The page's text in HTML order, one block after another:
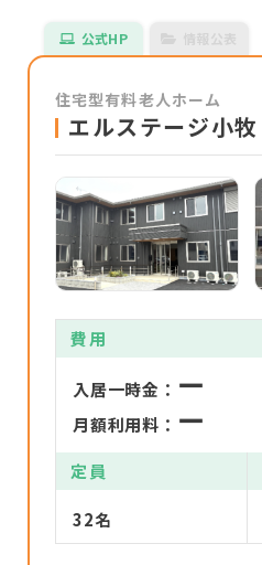
公式HP
住宅型有料老人ホーム
エルステージ小牧
費用
入居一時金： ー
月額利用料： ー
定員
32名